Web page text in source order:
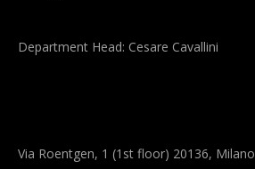
Department Head: Cesare Cavallini
Via Roentgen, 1 (1st floor) 20136, Milano